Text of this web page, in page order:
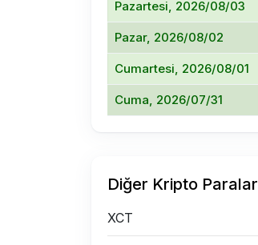
Pazartesi, 2026/08/03
Pazar, 2026/08/02
Cumartesi, 2026/08/01
Cuma, 2026/07/31
Diğer Kripto Paralar
XCT